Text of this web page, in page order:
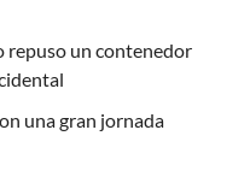
repuso un contenedor
una gran jornada